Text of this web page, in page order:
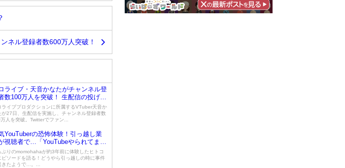
ネル登録者数600万人突破！
ライブ・天音かなたがチャンネル登
数100万人を突破！ 生配信の投げ銭
は465万2千円
ライブプロダクションに所属するVTuber天音か
が27日、生配信を実施し、チャンネル登録者数
人を突破。Twitterでファン...
YouTuberの恐怖体験！引っ越し業
視聴者で…「YouTubeやられてます
？」
ぷりのmomohahaが約3年前に体験したヒトコ
ピソードを語る！どうやら引っ越しの時に事件
きたようで…。...